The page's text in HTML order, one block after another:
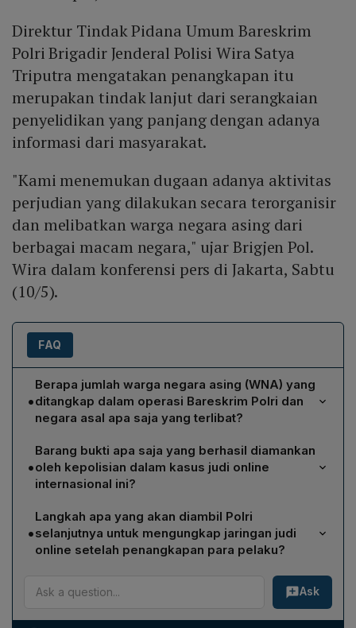
Direktur Tindak Pidana Umum Bareskrim
Polri Brigadir Jenderal Polisi Wira Satya
Triputra mengatakan penangkapan itu
merupakan tindak lanjut dari serangkaian
penyelidikan yang panjang dengan adanya
informasi dari masyarakat.
"Kami menemukan dugaan adanya aktivitas
perjudian yang dilakukan secara terorganisir
dan melibatkan warga negara asing dari
berbagai macam negara," ujar Brigjen Pol.
Wira dalam konferensi pers di Jakarta, Sabtu
(10/5).
FAQ
•
Berapa jumlah warga negara asing (WNA) yang
ditangkap dalam operasi Bareskrim Polri dan
negara asal apa saja yang terlibat?
Polri menangkap total 321 WNA. Dari jumlah tersebut, 57
orang warga negara Cina, 228 orang Vietnam, 11 orang
Laos, 13 orang Myanmar, lima orang Thailand, serta
•
Barang bukti apa saja yang berhasil diamankan
oleh kepolisian dalam kasus judi online
internasional ini?
Tim penyidik mengamankan brankas, paspor, telepon
seluler, laptop, komputer, serta uang tunai senilai Rp 1,9
miliar dalam bentuk mata uang asing dari berbagai
negara. Selain itu, ditemukan sekitar 75 domain internet
dan website yang dipakai untuk operasional judi
daring.
•
Langkah apa yang akan diambil Polri
selanjutnya untuk mengungkap jaringan judi
online setelah penangkapan para pelaku?
Polri akan menelusuri aliran dana, mengidentifikasi
server dan alamat IP terkait, serta berkoordinasi
dengan PPATK, Kementerian Imigrasi, dan Lembaga
Ask